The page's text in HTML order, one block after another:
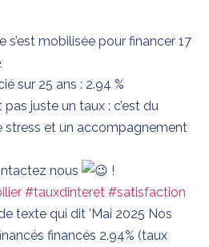
s’est mobilisée pour financer 17
sur 25 ans : 2.94 %
pas juste un taux : c’est du
stress et un accompagnement
nous
!
#tauxdinteret #satisfaction